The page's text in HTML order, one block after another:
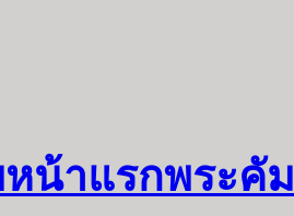
น้าแรกพระคั